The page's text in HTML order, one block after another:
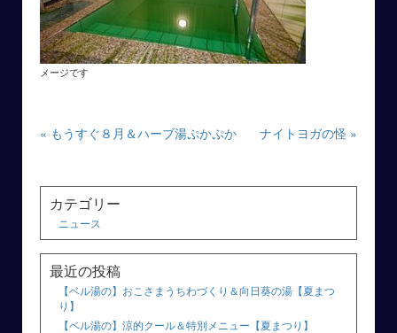
メージです
« もうすぐ８月＆ハーブ湯ぷかぷか ナイトヨガの怪 »
カテゴリー
ニュース
最近の投稿
【ベル湯の】おこさまうちわづくり＆向日葵の湯【夏まつ
り】
【ベル湯の】涼的クール＆特別メニュー【夏まつり】